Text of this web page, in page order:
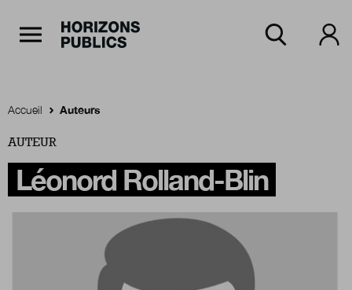
Accueil
Rubriques
Accueil Auteurs
AUTEUR
Léonord Rolland-Blin